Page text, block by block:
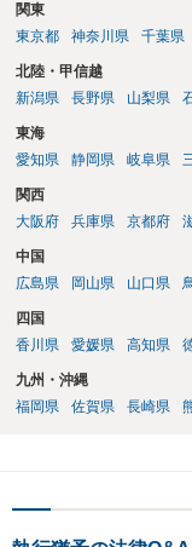
関東
東京都
神奈川県 千葉県
北陸・甲信越
新潟県
長野県 山梨県
東海
愛知県
静岡県 岐阜県
関西
大阪府
兵庫県 京都府
中国
広島県
岡山県 山口県
四国
香川県
愛媛県 高知県
九州・沖縄
福岡県
佐賀県 長崎県